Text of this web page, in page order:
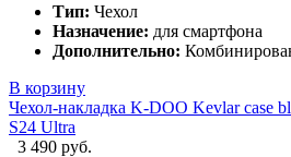
Тип: Чехол
Назначение: для смартфона
Дополнительно:
В корзину
Чехол-накладка K-DOO Kevlar case
S24 Ultra
3 490 руб.